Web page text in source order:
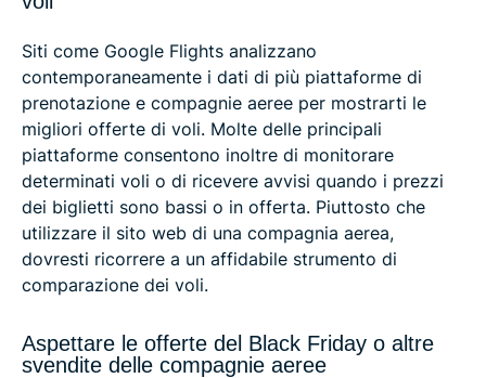
Siti come Google Flights analizzano
contemporaneamente i dati di più piattaforme di
prenotazione e compagnie aeree per mostrarti le
migliori offerte di voli. Molte delle principali
piattaforme consentono inoltre di monitorare
determinati voli o di ricevere avvisi quando i prezzi
dei biglietti sono bassi o in offerta. Piuttosto che
utilizzare il sito web di una compagnia aerea,
dovresti ricorrere a un affidabile strumento di
comparazione dei voli.
Aspettare le offerte del Black Friday o altre
svendite delle compagnie aeree